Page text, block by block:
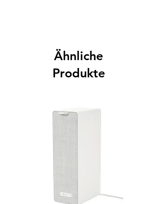
Ähnliche
Produkte